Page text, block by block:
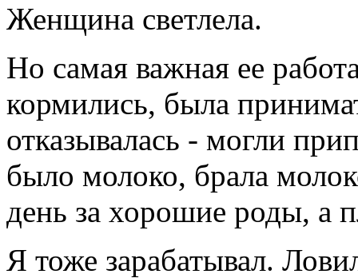
Женщина светлела.
Но самая важная ее
кормились, была
отказывалась - могли
было молоко, брала
день за хорошие роды, а
Я тоже зарабатывал.